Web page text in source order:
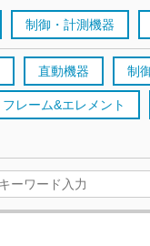
制御・計測機器
直動機器 制
フレーム&エレメント